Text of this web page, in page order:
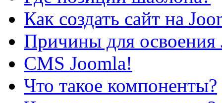
Как создать сайт на
Причины для освоения
CMS Joomla!
Что такое компоненты?